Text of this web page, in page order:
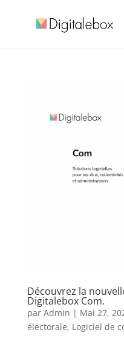
Découvrez la
Digitalebox Com.
par Admin | Mai 27,
électorale, Logiciel de